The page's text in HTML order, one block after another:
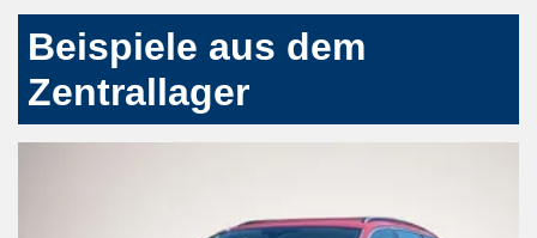
Beispiele aus dem
Zentrallager